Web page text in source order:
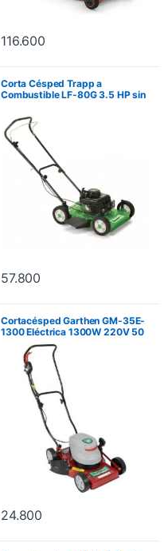
116.600
Corta Césped Trapp a
Combustible LF-80G 3.5 HP sin
57.800
Cortacésped Garthen GM-35E-
1300 Eléctrica 1300W 220V 50
Hz 3400 RPM – Negro/Rojo
24.800